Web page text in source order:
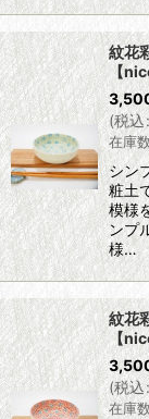
紋花
【
(税込:
在庫
シン
粧土
模様
ンプ
様…
紋花
【
(税込:
在庫